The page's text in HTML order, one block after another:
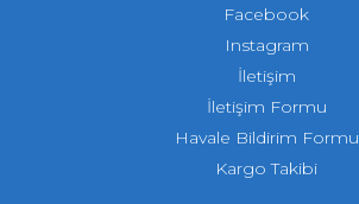
Facebook
Instagram
İletişim
İletişim Formu
Havale Bildirim Formu
Kargo Takibi